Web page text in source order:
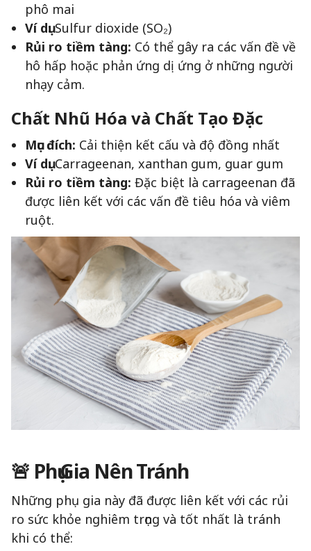
phô mai
Ví dụ:Sulfur dioxide (SO₂)
Rủi ro tiềm tàng: Có thể gây ra các vấn đề về
hô hấp hoặc phản ứng dị ứng ở những người
nhạy cảm.
Chất Nhũ Hóa và Chất Tạo Đặc
Mục đích: Cải thiện kết cấu và độ đồng nhất
Ví dụ:Carrageenan, xanthan gum, guar gum
Rủi ro tiềm tàng: Đặc biệt là carrageenan đã
được liên kết với các vấn đề tiêu hóa và viêm
ruột.
🚨 Phụ Gia Nên Tránh
Những phụ gia này đã được liên kết với các rủi
ro sức khỏe nghiêm trọng và tốt nhất là tránh
khi có thể: